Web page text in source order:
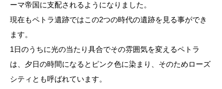
ーマ帝国に支配されるようになりました。
現在もペトラ遺跡ではこの2つの時代の遺跡を見る事ができ
ます。
1日のうちに光の当たり具合でその雰囲気を変えるペトラ
は、夕日の時間になるとピンク色に染まり、そのためローズ
シティとも呼ばれています。